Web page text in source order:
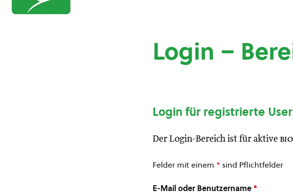
Login –
Login für registrierte User
Der Login-Bereich ist für aktive
Felder mit einem * sind Pflichtfelder
E-Mail oder Benutzername *